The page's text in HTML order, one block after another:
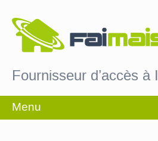
Fournisseur d’accès